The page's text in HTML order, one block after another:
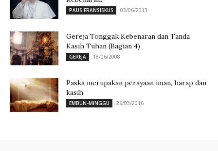
PAUS FRANSISKUS 03/06/2013
Gereja Tonggak Kebenaran dan Tanda
Kasih Tuhan (Bagian 4)
GEREJA 18/06/2008
Paska merupakan perayaan iman, harap dan
kasih
EMBUN-MINGGU 26/03/2016